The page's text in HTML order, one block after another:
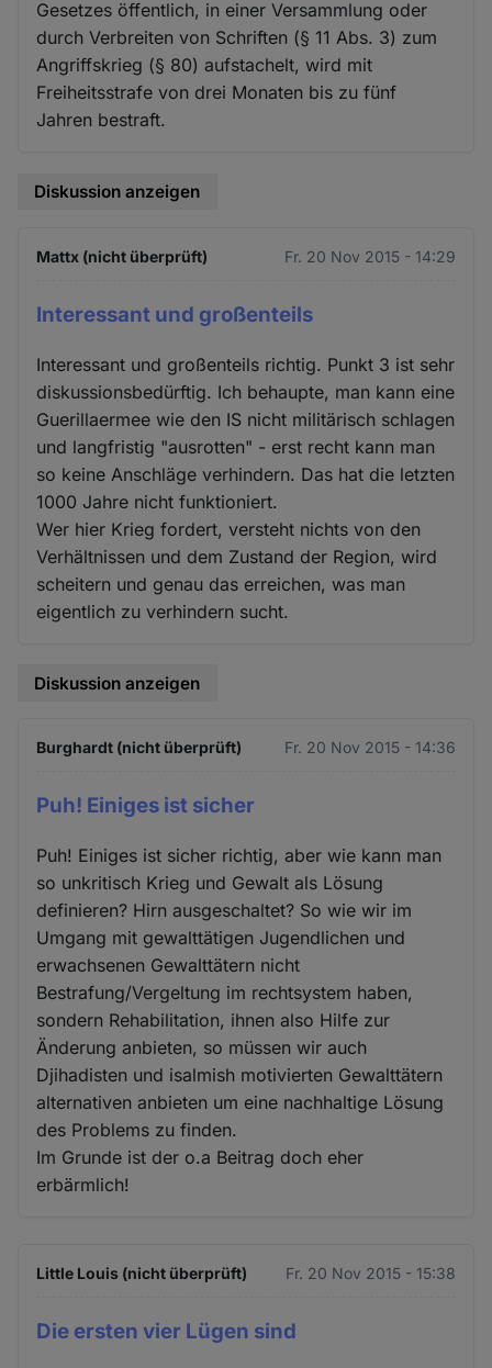
Gesetzes öffentlich, in einer Versammlung oder
durch Verbreiten von Schriften (§ 11 Abs. 3) zum
Angriffskrieg (§ 80) aufstachelt, wird mit
Freiheitsstrafe von drei Monaten bis zu fünf
Jahren bestraft.
Diskussion anzeigen
Mattx (nicht überprüft) Fr. 20 Nov 2015 - 14:29
Interessant und großenteils
Interessant und großenteils richtig. Punkt 3 ist sehr
diskussionsbedürftig. Ich behaupte, man kann eine
Guerillaermee wie den IS nicht militärisch schlagen
und langfristig "ausrotten" - erst recht kann man
so keine Anschläge verhindern. Das hat die letzten
1000 Jahre nicht funktioniert.
Wer hier Krieg fordert, versteht nichts von den
Verhältnissen und dem Zustand der Region, wird
scheitern und genau das erreichen, was man
eigentlich zu verhindern sucht.
Diskussion anzeigen
Burghardt (nicht überprüft) Fr. 20 Nov 2015 - 14:36
Puh! Einiges ist sicher
Puh! Einiges ist sicher richtig, aber wie kann man
so unkritisch Krieg und Gewalt als Lösung
definieren? Hirn ausgeschaltet? So wie wir im
Umgang mit gewalttätigen Jugendlichen und
erwachsenen Gewalttätern nicht
Bestrafung/Vergeltung im rechtsystem haben,
sondern Rehabilitation, ihnen also Hilfe zur
Änderung anbieten, so müssen wir auch
Djihadisten und isalmish motivierten Gewalttätern
alternativen anbieten um eine nachhaltige Lösung
des Problems zu finden.
Im Grunde ist der o.a Beitrag doch eher
erbärmlich!
Little Louis (nicht überprüft) Fr. 20 Nov 2015 - 15:38
Die ersten vier Lügen sind